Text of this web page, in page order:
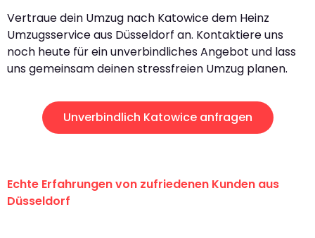
Vertraue dein Umzug nach Katowice dem Heinz
Umzugsservice aus Düsseldorf an. Kontaktiere uns
noch heute für ein unverbindliches Angebot und lass
uns gemeinsam deinen stressfreien Umzug planen.
Unverbindlich Katowice anfragen
Echte Erfahrungen von zufriedenen Kunden aus
Düsseldorf